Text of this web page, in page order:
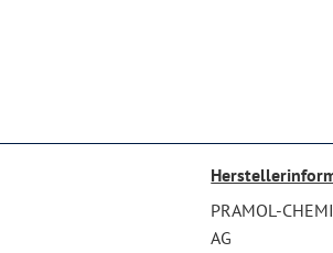
PRAMOL-
AG